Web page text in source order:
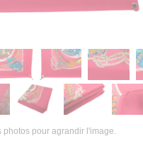
photos pour agrandir l'image.